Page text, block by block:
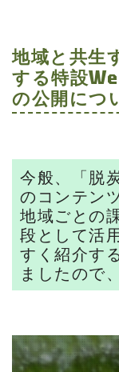
地域と共生
する特設
の公開につ
今般、「脱
のコンテン
地域ごとの
段として活
すく紹介す
ましたので